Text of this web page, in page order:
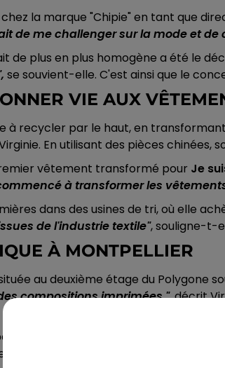
la marque "Chipie" en tant que
de me challenger sur la mode et
de plus en plus homogène a été le
se souvient-elle. C'est ainsi que le
VIE AUX
à recycler par le haut, en
En utilisant des pièces chinées,
vêtement transformé pour Je
à transformer les
dans des usines de tri, où elle
de l'industrie textile", souligne-t-
À MONTPELLIER
au deuxième étage du Polygone
compositions imprimées ", décrit
la chemise foulard se distingue.
t-elle.